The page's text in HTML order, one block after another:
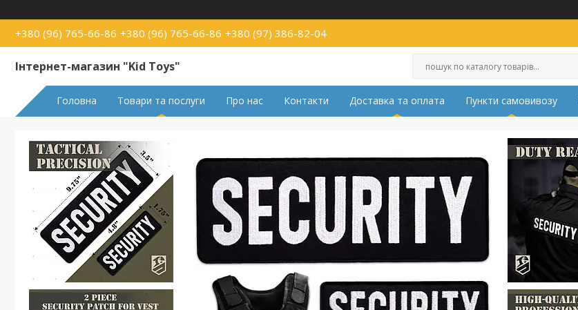
+380 (96) 765-66-86 +380 (96) 765-66-86 +380 (97) 386-82-04
Інтернет-магазин "Kid Toys"
Головна Товари та послуги Про нас Контакти Доставка та оплата Пункти самовивозу